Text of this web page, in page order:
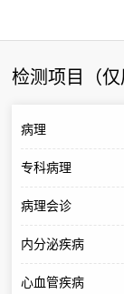
检测项目（仅
病理
专科病理
病理会诊
内分泌疾病
心血管疾病